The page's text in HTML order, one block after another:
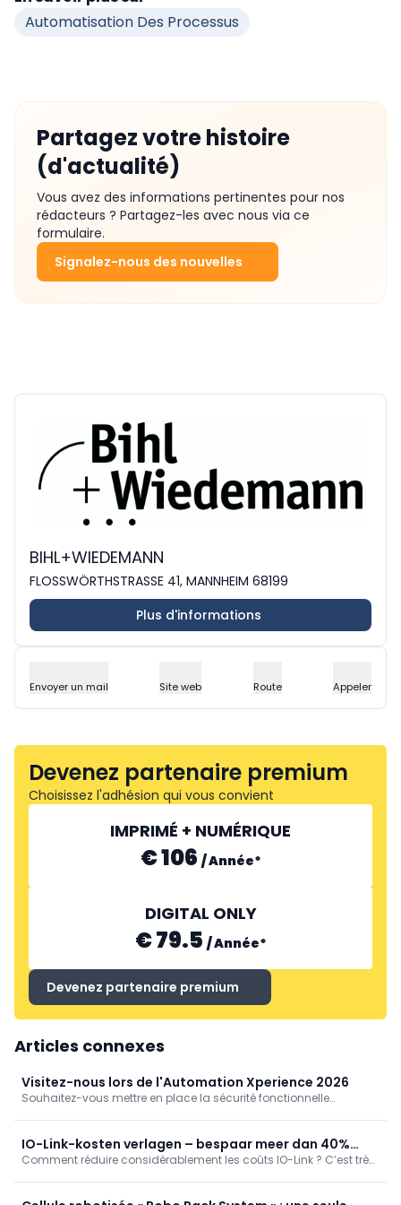
Automatisation Des Processus
Partagez votre histoire
(d'actualité)
Vous avez des informations pertinentes pour nos
rédacteurs ? Partagez-les avec nous via ce
formulaire.
Signalez-nous des nouvelles
BIHL+WIEDEMANN
FLOSSWÖRTHSTRASSE 41, MANNHEIM 68199
Plus d'informations
Envoyer un mail Site web Route Appeler
Devenez partenaire premium
Choisissez l'adhésion qui vous convient
IMPRIMÉ + NUMÉRIQUE
€ 106 /Année*
DIGITAL ONLY
€ 79.5 /Année*
Devenez partenaire premium
Articles connexes
Visitez-nous lors de l'Automation Xperience 2026
Souhaitez-vous mettre en place la sécurité fonctionnelle
? Ou résoudre facilement des exigences complexes en
technologie de propulsion ? Et tout cela avec un effort de
coûteuses sur le terrain ? Voulez-vous aussi économiser des
ressources et utiliser beaucoup moins de câbles et de
IO-Link-kosten verlagen – bespaar meer dan 40%
vanaf 40 devices
Comment réduire considérablement les coûts IO-Link ? C’est très